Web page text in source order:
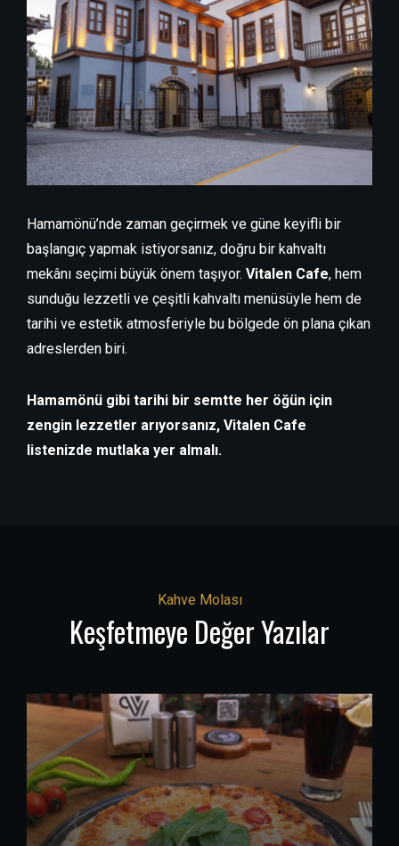
Hamamönü’nde zaman geçirmek ve güne keyifli bir
başlangıç yapmak istiyorsanız, doğru bir kahvaltı
mekânı seçimi büyük önem taşıyor. Vitalen Cafe, hem
sunduğu lezzetli ve çeşitli kahvaltı menüsüyle hem de
tarihi ve estetik atmosferiyle bu bölgede ön plana çıkan
adreslerden biri.
Hamamönü gibi tarihi bir semtte her öğün için
zengin lezzetler arıyorsanız, Vitalen Cafe
listenizde mutlaka yer almalı.
Kahve Molası
Keşfetmeye Değer Yazılar